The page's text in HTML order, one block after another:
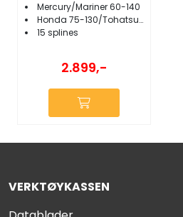
Mercury/Mariner 60-140
Honda 75-130/Tohatsu 60-90
15 splines
2.899,-
VERKTØYKASSEN